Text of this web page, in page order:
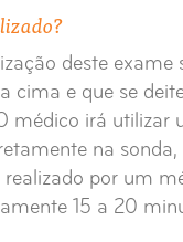
deste
cima e que se
médico irá utilizar
na
realizado por um
15 a 20